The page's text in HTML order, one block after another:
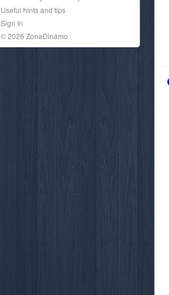
Useful hints and tips
Sign In
© 2026 ZonaDinamo